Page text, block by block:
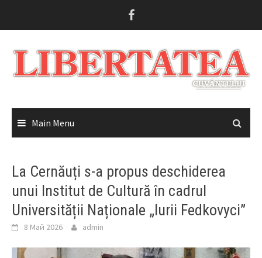
Main Menu
La Cernăuți s-a propus deschiderea
unui Institut de Cultură în cadrul
Universității Naționale „Iurii Fedkovyci”
8 Май 2026 admin